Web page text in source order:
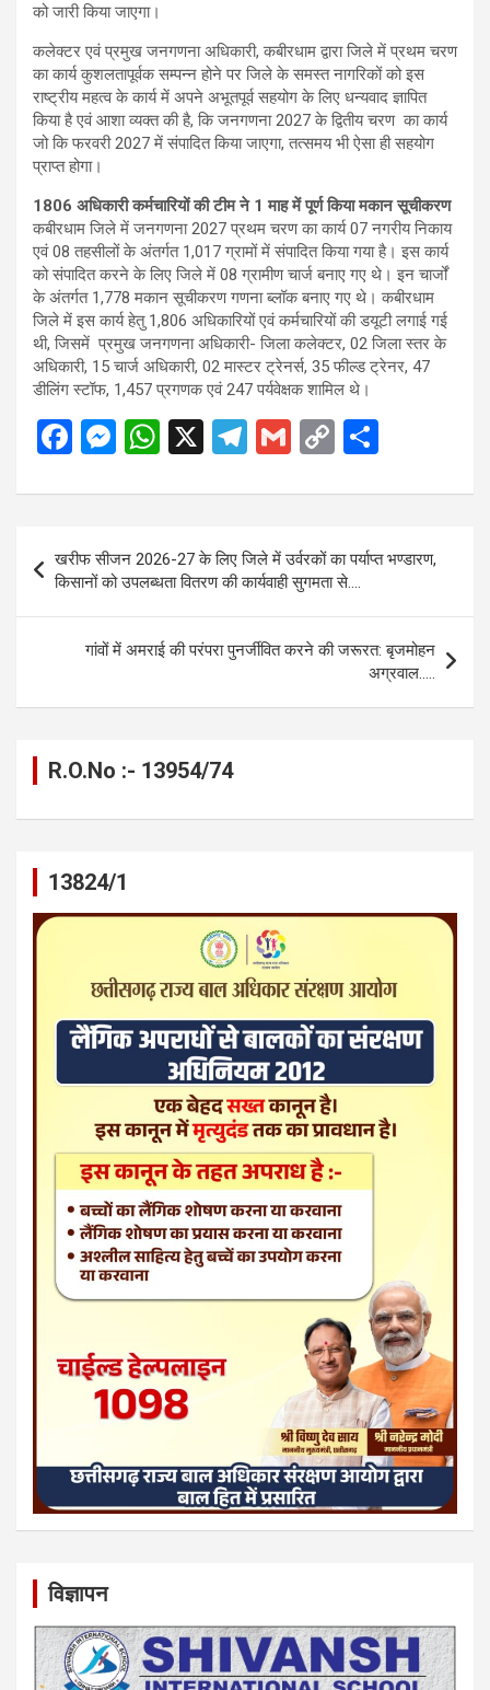
को जारी किया जाएगा।
कलेक्टर एवं प्रमुख जनगणना अधिकारी, कबीरधाम द्वारा जिले में प्रथम चरण
का कार्य कुशलतापूर्वक सम्पन्न होने पर जिले के समस्त नागरिकों को इस
राष्ट्रीय महत्व के कार्य में अपने अभूतपूर्व सहयोग के लिए धन्यवाद ज्ञापित
किया है एवं आशा व्यक्त की है, कि जनगणना 2027 के द्वितीय चरण का कार्य
जो कि फरवरी 2027 में संपादित किया जाएगा, तत्समय भी ऐसा ही सहयोग
प्राप्त होगा।
1806 अधिकारी कर्मचारियों की टीम ने 1 माह में पूर्ण किया मकान सूचीकरण
कबीरधाम जिले में जनगणना 2027 प्रथम चरण का कार्य 07 नगरीय निकाय
एवं 08 तहसीलों के अंतर्गत 1,017 ग्रामों में संपादित किया गया है। इस कार्य
को संपादित करने के लिए जिले में 08 ग्रामीण चार्ज बनाए गए थे। इन चार्जों
के अंतर्गत 1,778 मकान सूचीकरण गणना ब्लॉक बनाए गए थे। कबीरधाम
जिले में इस कार्य हेतु 1,806 अधिकारियों एवं कर्मचारियों की डयूटी लगाई गई
थी, जिसमें प्रमुख जनगणना अधिकारी- जिला कलेक्टर, 02 जिला स्तर के
अधिकारी, 15 चार्ज अधिकारी, 02 मास्टर ट्रेनर्स, 35 फील्ड ट्रेनर, 47
डीलिंग स्टॉफ, 1,457 प्रगणक एवं 247 पर्यवेक्षक शामिल थे।
F
ce
b
o
o
k
M
se
g
er
W
at
s
A
p
p
X
T
e
gr
a
m
G
ail
C
py
n
k
ar
navigation
खरीफ सीजन 2026-27 के लिए जिले में उर्वरकों का पर्याप्त भण्डारण,
किसानों को उपलब्धता वितरण की कार्यवाही सुगमता से….
गांवों में अमराई की परंपरा पुनर्जीवित करने की जरूरत: बृजमोहन
अग्रवाल…..
R.O.No :- 13954/74
13824/1
विज्ञापन